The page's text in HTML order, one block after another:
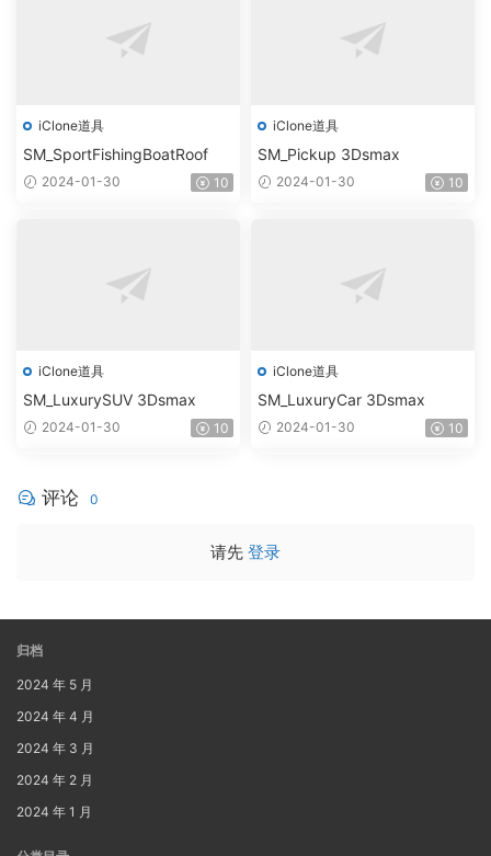
iClone道具
SM_SportFishingBoatRoof
2024-01-30 10
iClone道具
SM_Pickup 3Dsmax
2024-01-30 10
iClone道具
SM_LuxurySUV 3Dsmax
2024-01-30 10
iClone道具
SM_LuxuryCar 3Dsmax
2024-01-30 10
评论 0
请先 登录
归档
2024 年 5 月
2024 年 4 月
2024 年 3 月
2024 年 2 月
2024 年 1 月